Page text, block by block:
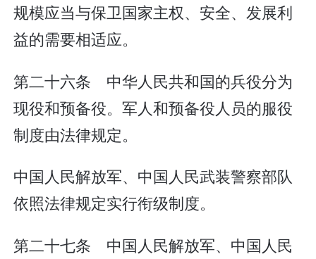
规模应当与保卫国家主权、安全、发展利
益的需要相适应。
第二十六条 中华人民共和国的兵役分为
现役和预备役。军人和预备役人员的服役
制度由法律规定。
中国人民解放军、中国人民武装警察部队
依照法律规定实行衔级制度。
第二十七条 中国人民解放军、中国人民